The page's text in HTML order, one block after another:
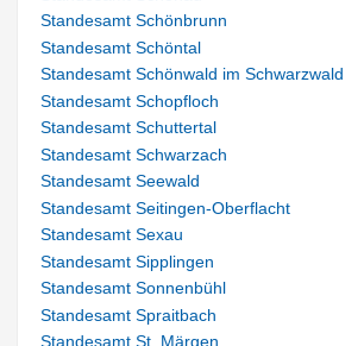
Standesamt Schönbrunn
Standesamt Schöntal
Standesamt Schönwald im Schwarzwald
Standesamt Schopfloch
Standesamt Schuttertal
Standesamt Schwarzach
Standesamt Seewald
Standesamt Seitingen-Oberflacht
Standesamt Sexau
Standesamt Sipplingen
Standesamt Sonnenbühl
Standesamt Spraitbach
Standesamt St. Märgen